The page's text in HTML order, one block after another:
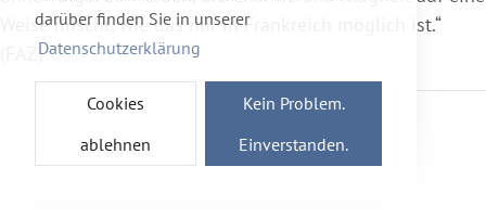
darüber finden Sie in unserer
Datenschutzerklärung
Cookies
ablehnen
Kein Problem.
Einverstanden.
Weise mischt, wie das nur in Frankreich möglich ist.“
(FAZ)